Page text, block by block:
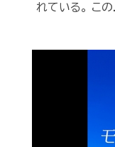
れている。 こ